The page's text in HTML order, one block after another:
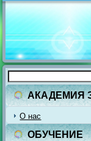
АКАДЕМИЯ
О нас
ОБУЧЕНИЕ